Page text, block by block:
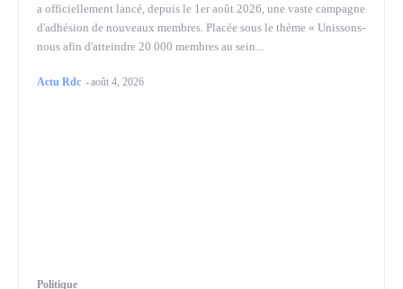
a officiellement lancé, depuis le 1er août 2026, une vaste campagne
d'adhésion de nouveaux membres. Placée sous le thème « Unissons-
nous afin d'atteindre 20 000 membres au sein...
Actu Rdc -août 4, 2026
Politique